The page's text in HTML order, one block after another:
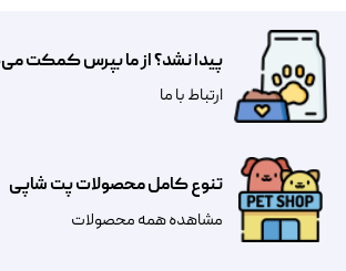
تنوع کامل محصولات پت شاپی
مشاهده همه محصولات
پیدا نشد؟ از ما بپرس کمکت
​​​ارتباط با ما